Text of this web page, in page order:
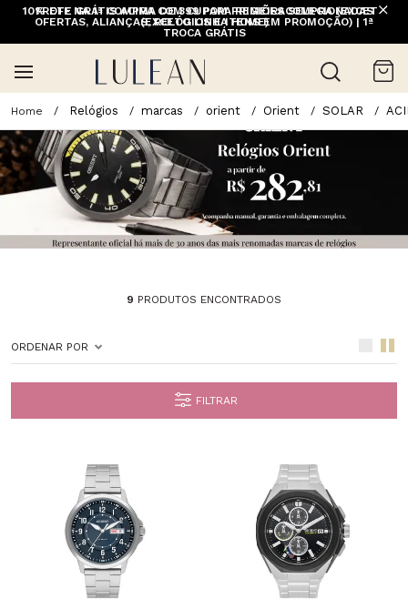
10% OFF NA 1ª COMPRA COM CUPOM PRIMEIRACOMPRA (EXCETO
OFERTAS, ALIANÇAS, RELÓGIOS E ITENS EM PROMOÇÃO) | 1ª
TROCA GRÁTIS
FRETE GRÁTIS ACIMA DE 399 PARA REGIÕES SELECIONADAS
(EXCETO LINHA HOME)
Relógios marcas orient Orient SOLAR
9 PRODUTOS ENCONTRADOS
ORDENAR POR
FILTRAR